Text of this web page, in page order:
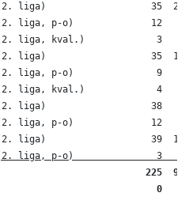
(2. liga)                   35  24
liga, p-o)              12   9
liga, kval.)             3
(2. liga)                   35  16
liga, p-o)               9   3
liga, kval.)             4   1
(2. liga)                   38   7
liga, p-o)              12   0
(2. liga)                   39  16
liga, p-o)               3   2
225  94
ČR                             0